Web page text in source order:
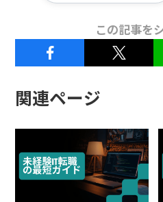
この記事を
関連ページ